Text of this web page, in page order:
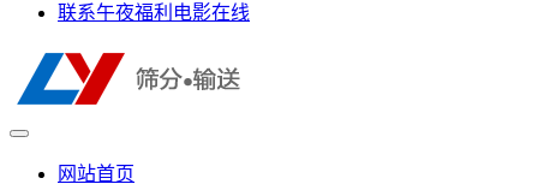
联系午夜福利电影在线
网站首页